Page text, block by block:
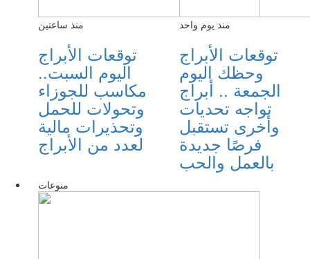
منذ ساعتين
توقعات الأبراج
اليوم السبت..
مكاسب للجوزاء
وتحولات للحمل
وتحذيرات مالية
لعدد من الأبراج
منذ يوم واحد
توقعات الأبراج
وحظك اليوم
الجمعة .. أبراج
تواجه تحديات
وأخرى تستقبل
فرصًا جديدة
بالعمل والحب
منوعات